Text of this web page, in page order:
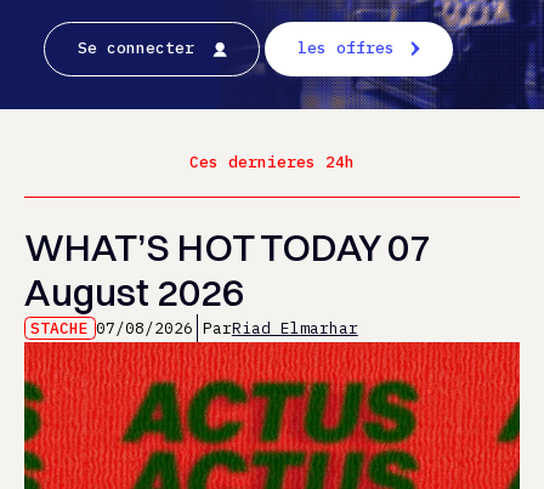
Se connecter les offres
Ces dernieres 24h
WHAT’S HOT TODAY 07
August 2026
STACHE 07/08/2026 ParRiad Elmarhar